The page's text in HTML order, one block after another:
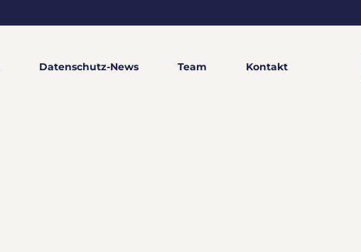
Datenschutz-News Team Kontakt